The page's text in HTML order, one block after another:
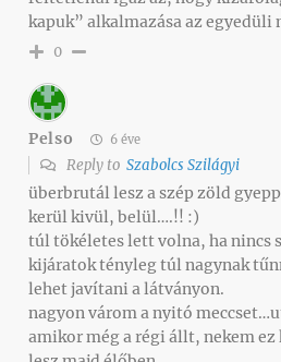
kapuk” alkalmazása az egyedüli
0
Pelso 6 éve
Reply to Szabolcs Szilágyi
überbrutál lesz a szép zöld
kerül kivül, belül….!! :)
túl tökéletes lett volna, ha nincs
kijáratok tényleg túl nagynak
lehet javítani a látványon.
nagyon várom a nyitó
amikor még a régi állt, nekem